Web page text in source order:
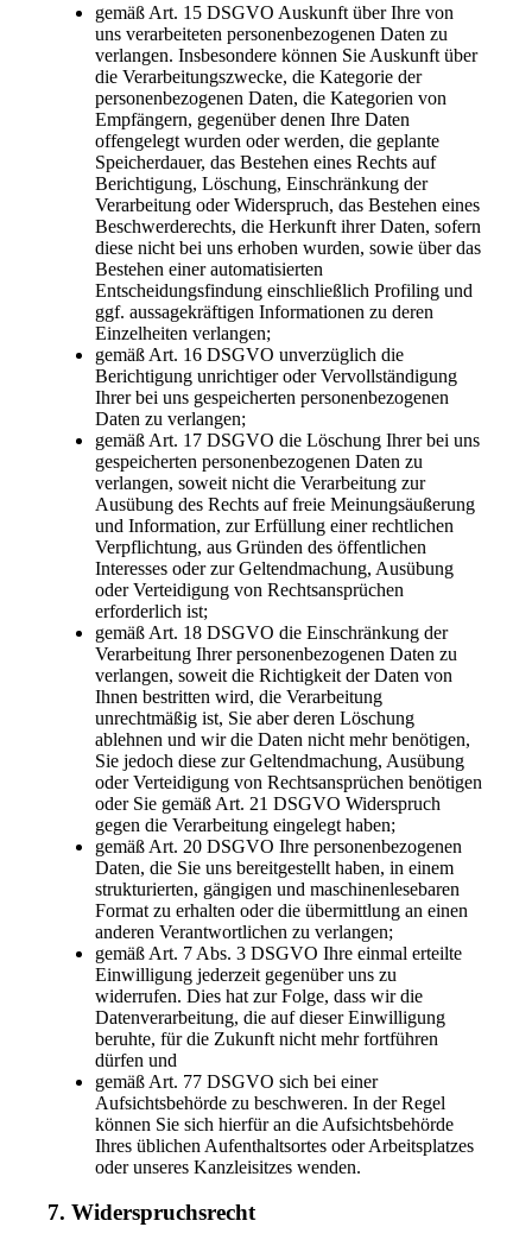
gemäß Art. 15 DSGVO Auskunft über Ihre von
uns verarbeiteten personenbezogenen Daten zu
verlangen. Insbesondere können Sie Auskunft über
die Verarbeitungszwecke, die Kategorie der
personenbezogenen Daten, die Kategorien von
Empfängern, gegenüber denen Ihre Daten
offengelegt wurden oder werden, die geplante
Speicherdauer, das Bestehen eines Rechts auf
Berichtigung, Löschung, Einschränkung der
Verarbeitung oder Widerspruch, das Bestehen eines
Beschwerderechts, die Herkunft ihrer Daten, sofern
diese nicht bei uns erhoben wurden, sowie über das
Bestehen einer automatisierten
Entscheidungsfindung einschließlich Profiling und
ggf. aussagekräftigen Informationen zu deren
Einzelheiten verlangen;
gemäß Art. 16 DSGVO unverzüglich die
Berichtigung unrichtiger oder Vervollständigung
Ihrer bei uns gespeicherten personenbezogenen
Daten zu verlangen;
gemäß Art. 17 DSGVO die Löschung Ihrer bei uns
gespeicherten personenbezogenen Daten zu
verlangen, soweit nicht die Verarbeitung zur
Ausübung des Rechts auf freie Meinungsäußerung
und Information, zur Erfüllung einer rechtlichen
Verpflichtung, aus Gründen des öffentlichen
Interesses oder zur Geltendmachung, Ausübung
oder Verteidigung von Rechtsansprüchen
erforderlich ist;
gemäß Art. 18 DSGVO die Einschränkung der
Verarbeitung Ihrer personenbezogenen Daten zu
verlangen, soweit die Richtigkeit der Daten von
Ihnen bestritten wird, die Verarbeitung
unrechtmäßig ist, Sie aber deren Löschung
ablehnen und wir die Daten nicht mehr benötigen,
Sie jedoch diese zur Geltendmachung, Ausübung
oder Verteidigung von Rechtsansprüchen benötigen
oder Sie gemäß Art. 21 DSGVO Widerspruch
gegen die Verarbeitung eingelegt haben;
gemäß Art. 20 DSGVO Ihre personenbezogenen
Daten, die Sie uns bereitgestellt haben, in einem
strukturierten, gängigen und maschinenlesebaren
Format zu erhalten oder die übermittlung an einen
anderen Verantwortlichen zu verlangen;
gemäß Art. 7 Abs. 3 DSGVO Ihre einmal erteilte
Einwilligung jederzeit gegenüber uns zu
widerrufen. Dies hat zur Folge, dass wir die
Datenverarbeitung, die auf dieser Einwilligung
beruhte, für die Zukunft nicht mehr fortführen
dürfen und
gemäß Art. 77 DSGVO sich bei einer
Aufsichtsbehörde zu beschweren. In der Regel
können Sie sich hierfür an die Aufsichtsbehörde
Ihres üblichen Aufenthaltsortes oder Arbeitsplatzes
oder unseres Kanzleisitzes wenden.
7. Widerspruchsrecht